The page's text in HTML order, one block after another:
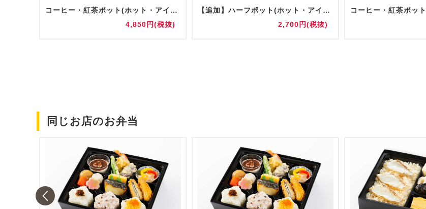
コーヒー・紅茶ポット(ホット・アイス)
4,850円(税抜)
【追加】ハーフポット(ホット・アイス)
2,700円(税抜)
同じお店のお弁当